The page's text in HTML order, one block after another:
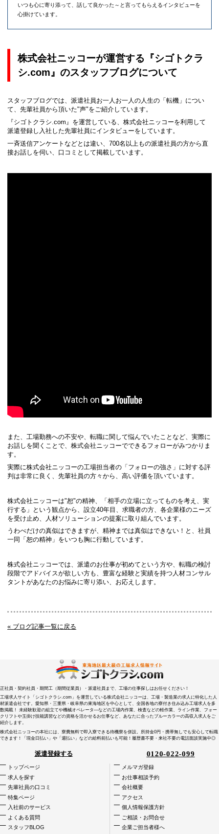
いつも心に寄り添って、話して良かった～と言ってもらえるインタビューを
心掛けています。
株式会社ニッコーが運営する『シゴトクラ
シ.com』のスタッフブログについて
スタッフブログでは、派遣社員お一人お一人の人生の「転機」につい
て、先輩社員から頂いた"声"をご紹介しています。
『シゴトクラシ.com』を運営している、株式会社ニッコーを利用して
派遣登録し入社した先輩社員にインタビューをしています。
一斉送信アンケートなどとは違い、700名以上もの派遣社員の方から直
接お話しを伺い、口コミとして掲載しています。
また、工場勤務への不安や、転職に関して悩んでいたことなど、実際に
お話しを聞くことで、株式会社ニッコーでできるフォローがみつかりま
す。
実際に株式会社ニッコーの工場担当者の「フォローの強さ」に対する評
判は非常に良く、先輩社員の方々から、高い評価を頂いています。
株式会社ニッコーは"恕"の精神、「相手の立場に立ってものを考え、実
行する」という観点から、設立40年目、求職者の方、各企業様のニーズ
を受け止め、人材ソリューションの提案に取り組んでいます。
うわべだけの真似はできますが、精神までは真似はできない！と、社員
一同「恕の精神」をいつも胸に行動しています。
株式会社ニッコーでは、派遣のお仕事が初めてという方や、転職の検討
段階でアドバイスが欲しい方も、豊富な経験と実績を持つ人材コンサル
タントがあなたのお悩みに寄り添い、お応えします。
« ブログ記事一覧に戻る
正社員・契約社員・期間工（期間従業員）・派遣社員まで、工場の仕事探しはお任せください！
工場求人サイト「シゴトクラシ.com」を運営している株式会社ニッコーは、工場・製造業の求人に特化した人
材派遣会社です。愛知県・三重県・岐阜県の東海地区を中心として、全国各地の寮付き住み込み工場求人を多
数掲載！ 未経験歓迎の組立てや機械オペレータ―などの工場内作業、検査などの軽作業、ライン作業、フォー
クリフトや玉掛け技能講習などの資格を活かせるお仕事など、あなたに合ったブルーカラーの高収入求人をご
紹介します。
株式会社ニッコーの本社には、寮費無料で即入寮できる待機寮を併設。所持金0円・携帯無しでも安心して転職
できます！「現金日払い」や「週払い」などの給料前払いも可能！履歴書不要・来社不要の電話面談実施中◎
派遣登録する 0120-022-099
トップページ
求人を探す
先輩社員の口コミ
特集ページ
入社前のサービス
よくある質問
スタッフBLOG
メルマガ登録
お仕事相談予約
会社概要
アクセス
個人情報保護方針
ご相談・お問合せ
企業ご担当者様へ